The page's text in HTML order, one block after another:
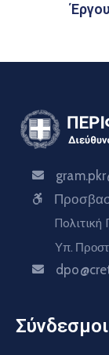
Υπ.